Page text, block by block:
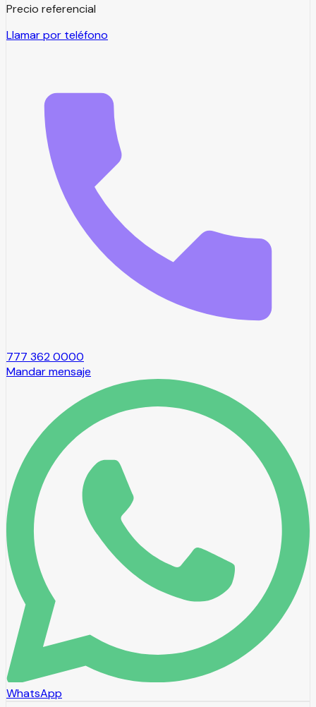
Precio referencial
Llamar por teléfono
777 362 0000
Mandar mensaje
WhatsApp